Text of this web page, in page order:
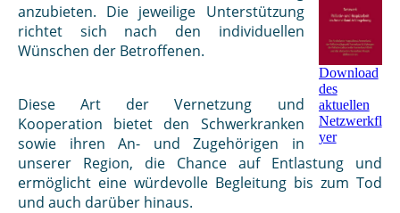
Download
des
aktuellen
Netzwerkfl
yer
anzubieten. Die jeweilige Unterstützung
richtet sich nach den individuellen
Wünschen der Betroffenen.
Diese Art der Vernetzung und
Kooperation bietet den Schwerkranken
sowie ihren An- und Zugehörigen in
unserer Region, die Chance auf Entlastung und
ermöglicht eine würdevolle Begleitung bis zum Tod
und auch darüber hinaus.